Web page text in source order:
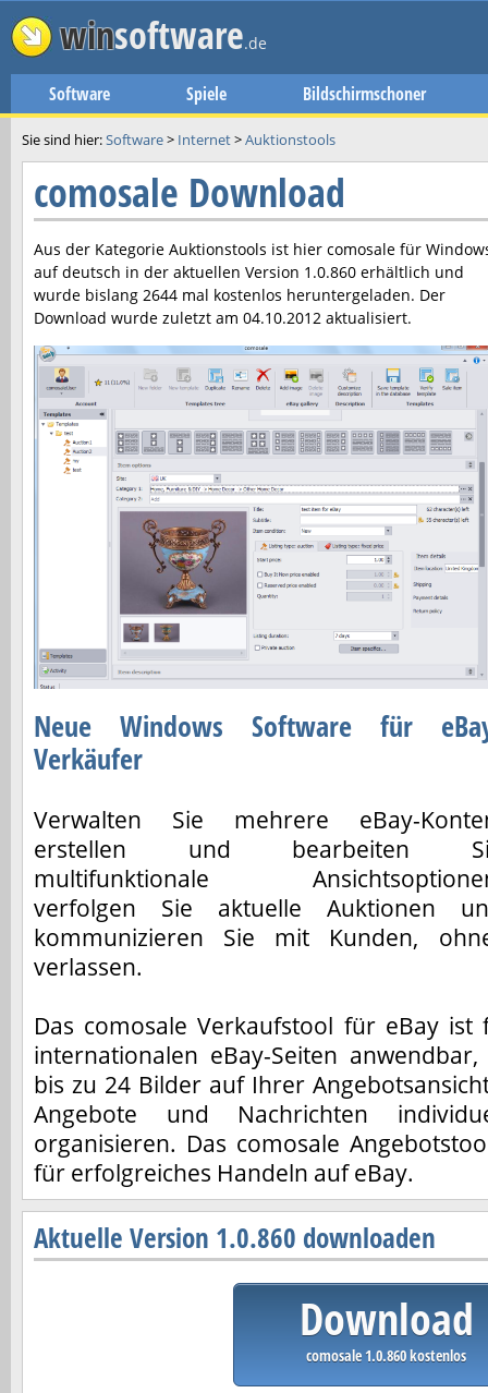
winsoftware.de
Software Spiele Bildschirmschoner
Sie sind hier:Software> Internet>Auktionstools
comosale Download
Aus der Kategorie Auktionstools ist hier comosale für
auf deutsch in der aktuellen Version 1.0.860 erhältlich und
wurde bislang 2644 mal kostenlos heruntergeladen. Der
Download wurde zuletzt am 04.10.2012 aktualisiert.
Neue Windows Software für
Verkäufer
Verwalten Sie mehrere eBay-
erstellen und bearbeiten
multifunktionale
verfolgen Sie aktuelle Auktionen
kommunizieren Sie mit Kunden,
verlassen.
Das comosale Verkaufstool für eBay
internationalen eBay-Seiten
bis zu 24 Bilder auf Ihrer
Angebote und Nachrichten
organisieren. Das comosale
für erfolgreiches Handeln auf eBay.
Aktuelle Version 1.0.860 downloaden
Download
comosale 1.0.860 kostenlos